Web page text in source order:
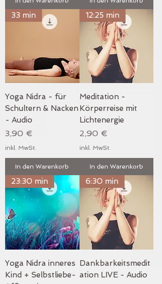
33 min
Yoga Nidra - für
Schultern & Nacken
- Audio
Preis
3,90 €
inkl. MwSt.
In den Warenkorb
12:25 min
Meditation -
Körperreise mit
Lichtenergie
Preis
2,90 €
inkl. MwSt.
In den Warenkorb
23:30 min
Yoga Nidra inneres
Kind + Selbstliebe-
6:30 min
Dankbarkeitsmedit
ation LIVE - Audio